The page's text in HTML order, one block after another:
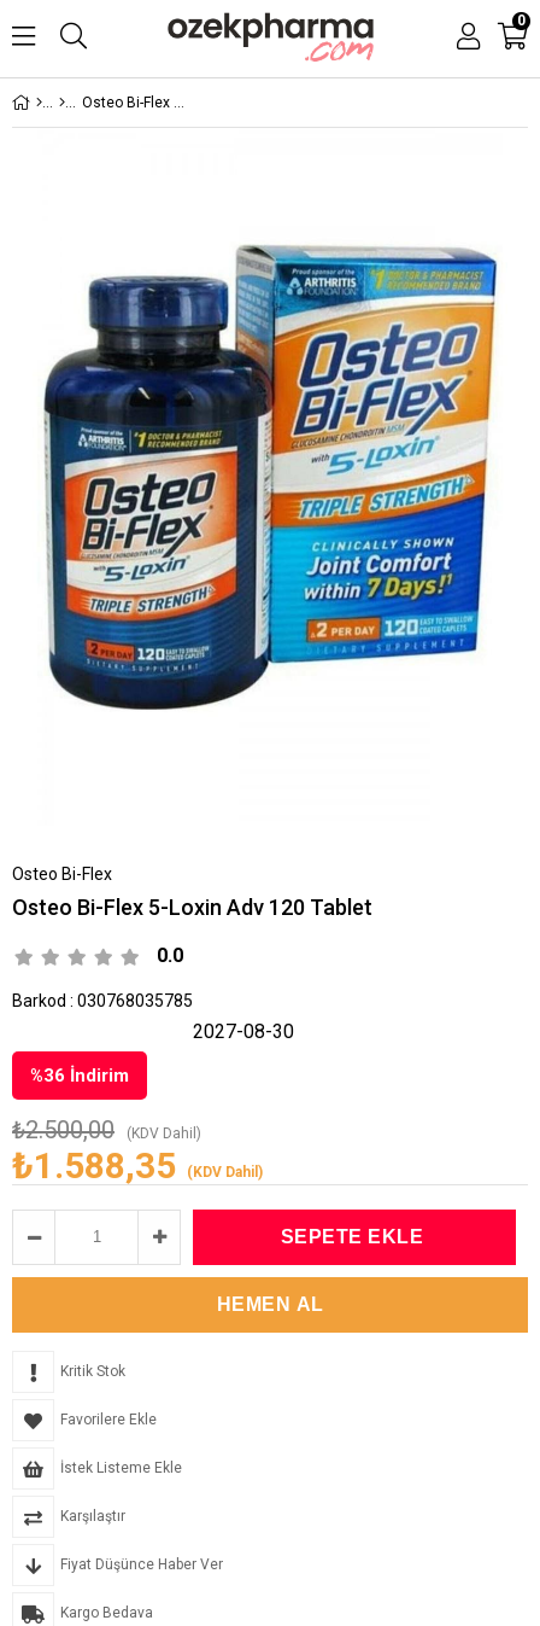
0
Osteo Bi-Flex 5-Loxin Adv 120 Tablet
Osteo Bi-Flex
Osteo Bi-Flex 5-Loxin Adv 120 Tablet
0.0
Barkod : 030768035785
%36 İndirim
₺2.500,00 (KDV Dahil)
₺1.588,35 (KDV Dahil)
2027-08-30
Kritik Stok
Favorilere Ekle
İstek Listeme Ekle
Karşılaştır
Fiyat Düşünce Haber Ver
Kargo Bedava